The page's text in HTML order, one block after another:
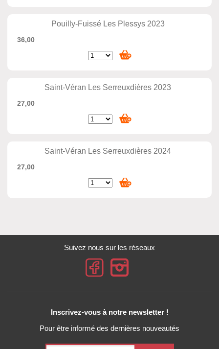
Pouilly-Fuissé Les Plessys 2023
36,00
Saint-Véran Les Serreuxdières 2023
27,00
Saint-Véran Les Serreuxdières 2024
27,00
Suivez nous sur les réseaux
Inscrivez-vous à notre newsletter !
Pour être informé des dernières nouveautés